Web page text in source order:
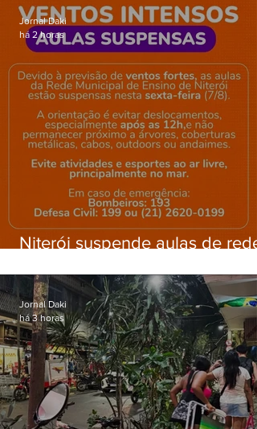
Niterói suspende aulas de rede
ventos fortes nesta sexta (7)
Jornal Daki
há 2 horas
Jornal Daki
há 3 horas